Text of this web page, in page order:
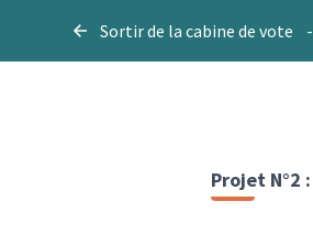
Sortir de la cabine de vote -
Projet N°2